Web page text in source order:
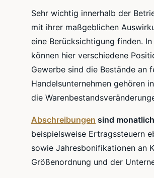
Sehr wichtig innerhalb der
mit ihrer maßgeblichen
eine Berücksichtigung finden.
können hier verschiedene
Gewerbe sind die Bestände an
Handelsunternehmen gehören
die
Abschreibungen sind
beispielsweise Ertragssteuern
sowie Jahresbonifikationen an
Größenordnung und der